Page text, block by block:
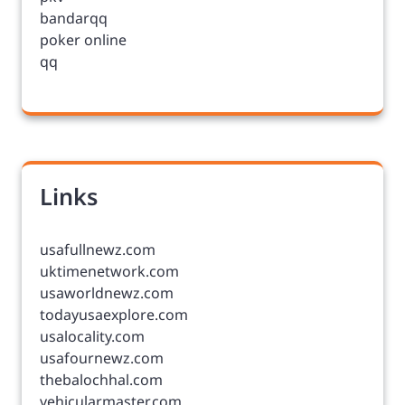
bandarqq
poker online
qq
Links
usafullnewz.com
uktimenetwork.com
usaworldnewz.com
todayusaexplore.com
usalocality.com
usafournewz.com
thebalochhal.com